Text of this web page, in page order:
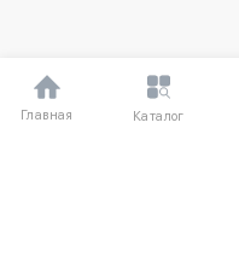
Главная Каталог